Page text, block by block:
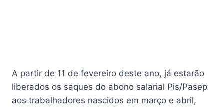
A partir de 11 de fevereiro deste ano, já estarão
liberados os saques do abono salarial Pis/Pasep
aos trabalhadores nascidos em março e abril,